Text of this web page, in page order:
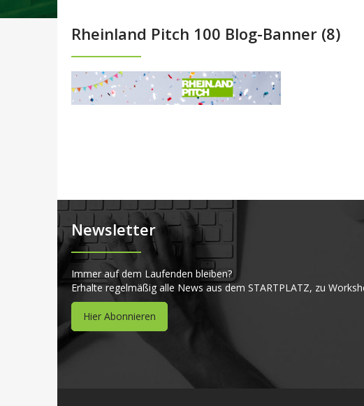
Rheinland Pitch 100 Blog-Banner (8)
Newsletter
Immer auf dem Laufenden bleiben?
Erhalte regelmäßig alle News aus dem STARTPLATZ, zu
Hier Abonnieren